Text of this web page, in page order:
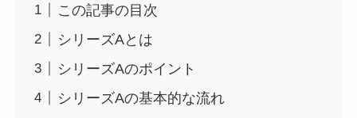
この記事の目次
シリーズAとは
シリーズAのポイント
シリーズAの基本的な流れ